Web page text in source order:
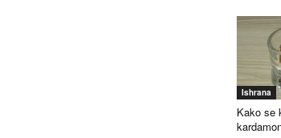
Ishrana
Kako se